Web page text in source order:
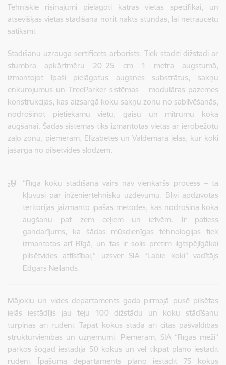
Tehniskie risinājumi pielāgoti katras vietas specifikai, un
atsevišķās vietās stādīšana norit nakts stundās, lai netraucētu
satiksmi.
Stādīšanu uzrauga sertificēts arborists. Tiek stādīti dižstādi ar
stumbra apkārtmēru 20–25 cm 1 metra augstumā,
izmantojot īpaši pielāgotus augsnes substrātus, sakņu
enkurojumus un TreeParker sistēmas – modulāras pazemes
konstrukcijas, kas aizsargā koku sakņu zonu no sablīvēšanās,
nodrošinot pietiekamu vietu, gaisu un mitrumu koka
augšanai. Šādas sistēmas tiks izmantotas vietās ar ierobežotu
zaļo zonu, piemēram, Elizabetes un Valdemāra ielās, kur koki
jāsargā no pilsētvides slodzēm.
“Rīgā koku stādīšana vairs nav vienkāršs process – tā
kļuvusi par inženiertehnisku uzdevumu. Blīvi apdzīvotās
teritorijās jāizmanto īpašas metodes, kas nodrošina koka
augšanu pat zem ceļiem un ietvēm. Ir patiess
gandarījums, ka šādas mūsdienīgas tehnoloģijas tiek
izmantotas arī Rīgā, un tas ir solis pretim ilgtspējīgākai
pilsētvides attīstībai,” uzsver SIA “Labie koki” vadītājs
Edgars Neilands.
Mājokļu un vides departaments gada pirmajā pusē pilsētas
ielās iestādījis jau teju 100 dižstādu un koku stādīšanu
turpinās arī rudenī. Tāpat kokus stāda arī citas pašvaldības
struktūrvienības un uzņēmumi. Piemēram, SIA “Rīgas meži”
parkos šogad iestādīja 50 kokus un vēl tikpat plāno iestādīt
rudenī. Īpašuma departaments plāno iestādīt 75 kokus